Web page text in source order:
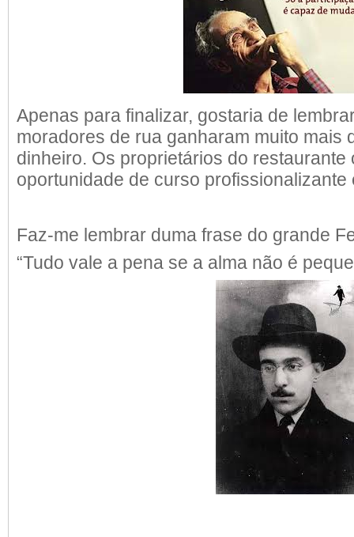
Apenas para finalizar, gostaria de
moradores de rua ganharam muito mais
dinheiro. Os proprietários do restaurante
oportunidade de curso profissionalizante
Faz-me lembrar duma frase do grande
“Tudo vale a pena se a alma não é